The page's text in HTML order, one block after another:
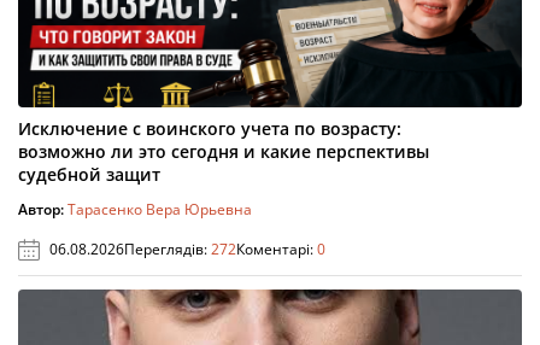
Исключение с воинского учета по возрасту:
возможно ли это сегодня и какие перспективы
судебной защит
Автор:Тарасенко Вера Юрьевна
06.08.2026Переглядів:272Коментарі:0